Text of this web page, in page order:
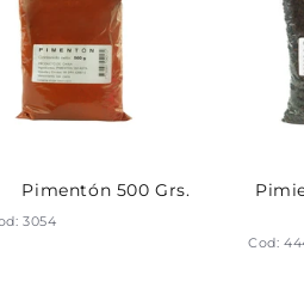
Pimentón 500 Grs.
3054
Cod: